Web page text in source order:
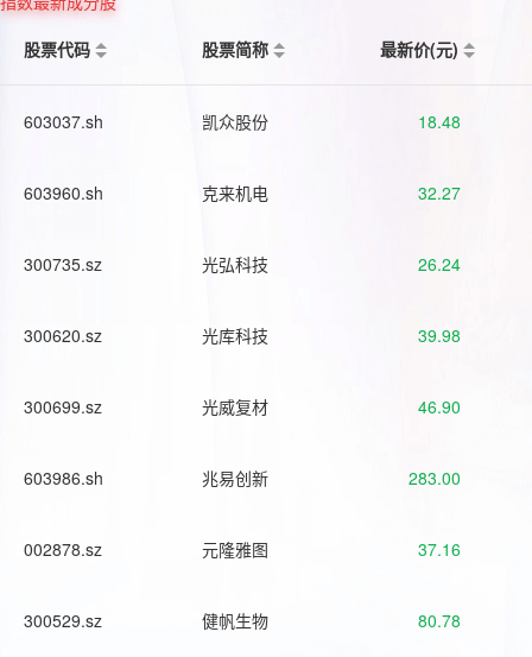
股票代码
股票简称 最新价(元)
603037.sh 凯众股份 18.48
603960.sh 克来机电 32.27
300735.sz 光弘科技 26.24
300620.sz 光库科技 39.98
300699.sz 光威复材 46.90
603986.sh 兆易创新 283.00
002878.sz 元隆雅图 37.16
300529.sz 健帆生物 80.78